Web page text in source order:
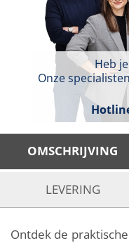
Heb
Onze
OMSCHRIJVING
LEVERING
Ontdek de